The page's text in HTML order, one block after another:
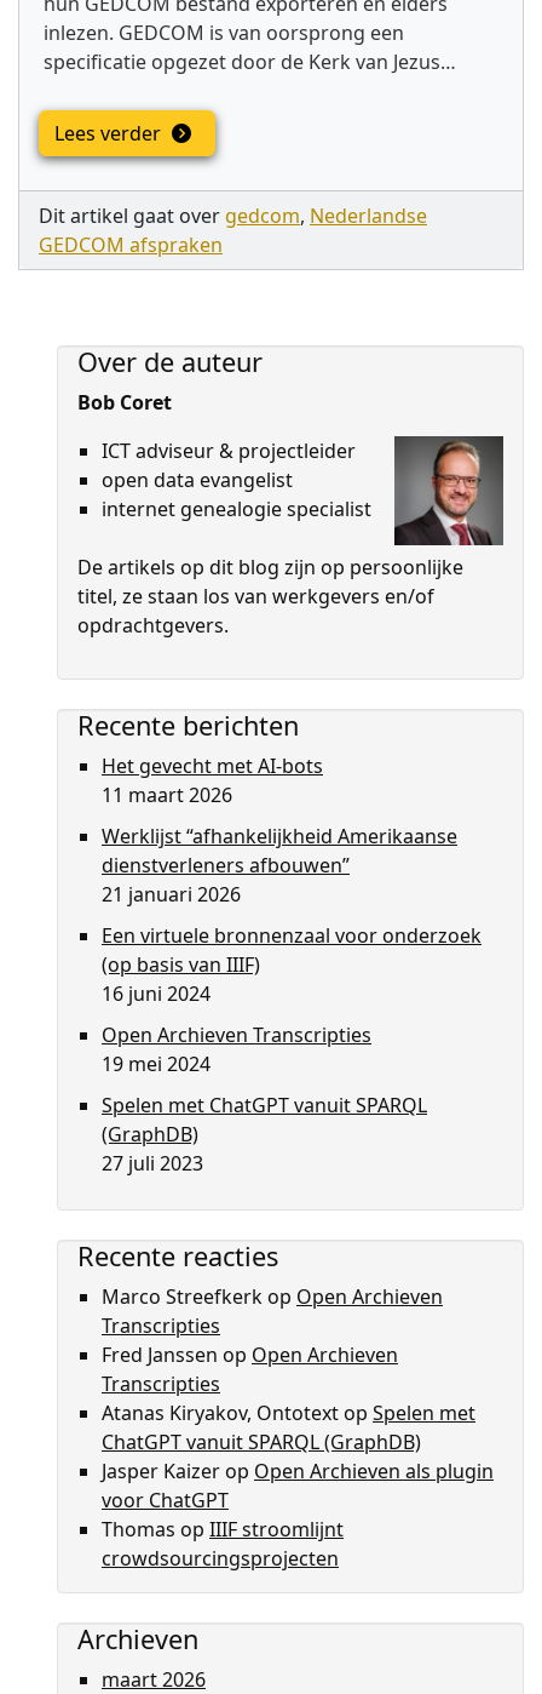
inlezen. GEDCOM is van oorsprong een
specificatie opgezet door de Kerk van Jezus…
Lees verder
Dit artikel gaat over gedcom, Nederlandse
GEDCOM afspraken
Over de auteur
Bob Coret
ICT adviseur & projectleider
open data evangelist
internet genealogie specialist
De artikels op dit blog zijn op persoon­lijke
titel, ze staan los van werkgevers en/of
opdrachtgevers.
Recente berichten
Het gevecht met AI-bots
11 maart 2026
Werklijst “afhankelijkheid Amerikaanse
dienstverleners afbouwen”
21 januari 2026
Een virtuele bronnenzaal voor onderzoek
(op basis van IIIF)
16 juni 2024
Open Archieven Transcripties
19 mei 2024
Spelen met ChatGPT vanuit SPARQL
(GraphDB)
27 juli 2023
Recente reacties
Marco Streefkerkop Open Archieven
Transcripties
Fred Janssen op Open Archieven
Transcripties
Atanas Kiryakov, Ontotextop Spelen met
ChatGPT vanuit SPARQL (GraphDB)
Jasper Kaizerop Open Archieven als plugin
voor ChatGPT
Thomas op IIIF stroomlijnt
crowdsourcingsprojecten
Archieven
maart 2026